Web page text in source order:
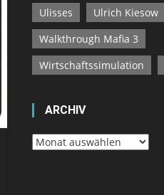
Ulisses
Ulrich Kiesow
Walkthrough Mafia 3
Wirtschaftssimulation
ARCHIV
Archiv